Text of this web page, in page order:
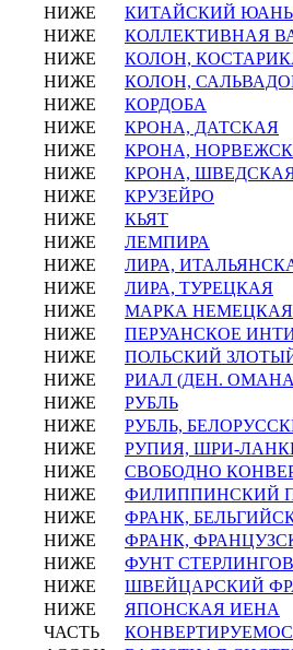
НИЖЕ
КИТАЙСКИЙ ЮАНЬ
НИЖЕ
КОЛЛЕКТИВНАЯ
НИЖЕ
КОЛОН,
НИЖЕ
КОЛОН,
НИЖЕ
КОРДОБА
НИЖЕ
КРОНА, ДАТСКАЯ
НИЖЕ
КРОНА,
НИЖЕ
КРОНА,
НИЖЕ
КРУЗЕЙРО
НИЖЕ
КЬЯТ
НИЖЕ
ЛЕМПИРА
НИЖЕ
ЛИРА,
НИЖЕ
ЛИРА, ТУРЕЦКАЯ
НИЖЕ
МАРКА НЕМЕЦКАЯ
НИЖЕ
ПЕРУАНСКОЕ
НИЖЕ
ПОЛЬСКИЙ
НИЖЕ
РИАЛ (ДЕН.
НИЖЕ
РУБЛЬ
НИЖЕ
РУБЛЬ,
НИЖЕ
РУПИЯ, ШРИ-
НИЖЕ
СВОБОДНО
НИЖЕ
ФИЛИППИНСКИЙ
НИЖЕ
ФРАНК,
НИЖЕ
ФРАНК,
НИЖЕ
ФУНТ СТЕРЛИНГОВ
НИЖЕ
ШВЕЙЦАРСКИЙ
НИЖЕ
ЯПОНСКАЯ ИЕНА
ЧАСТЬ